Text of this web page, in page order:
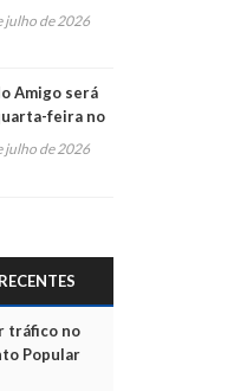
nos 45
Sicredi Ouro
julho de 2026
Amigo será
feira no
Cultura de
julho de 2026
RECENTES
tráfico no
Popular